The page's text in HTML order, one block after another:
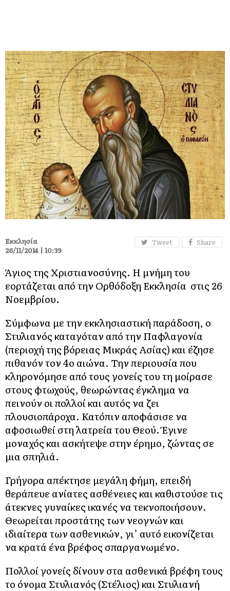
Tweet Share
Εκκλησία
26/11/2014 | 10:39
Άγιος της Χριστιανοσύνης. Η μνήμη του
εορτάζεται από την Ορθόδοξη Εκκλησία στις 26
Νοεμβρίου.
Σύμφωνα με την εκκλησιαστική παράδοση, ο
Στυλιανός καταγόταν από την Παφλαγονία
(περιοχή της βόρειας Μικράς Ασίας) και έζησε
πιθανόν τον 4ο αιώνα. Την περιουσία που
κληρονόμησε από τους γονείς του τη μοίρασε
στους φτωχούς, θεωρώντας έγκλημα να
πεινούν οι πολλοί και αυτός να ζει
πλουσιοπάροχα. Κατόπιν αποφάσισε να
αφοσιωθεί στη λατρεία του Θεού. Έγινε
μοναχός και ασκήτεψε στην έρημο, ζώντας σε
μια σπηλιά.
Γρήγορα απέκτησε μεγάλη φήμη, επειδή
θεράπευε ανίατες ασθένειες και καθιστούσε τις
άτεκνες γυναίκες ικανές να τεκνοποιήσουν.
Θεωρείται προστάτης των νεογνών και
ιδιαίτερα των ασθενικών, γι’ αυτό εικονίζεται
να κρατά ένα βρέφος σπαργανωμένο.
Πολλοί γονείς δίνουν στα ασθενικά βρέφη τους
το όνομα Στυλιανός (Στέλιος) και Στυλιανή